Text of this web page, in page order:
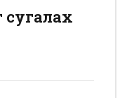
сугалах